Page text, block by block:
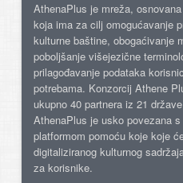
AthenaPlus je mreža,
koja ima za cilj omogućavanje
kulturne baštine, obogaćivanje
poboljšanje višejezične
prilagođavanje podataka
potrebama. Konzorcij Athene
ukupno 40 partnera iz 21
AthenaPlus je usko povezana s
platformom pomoću koje koje
digitaliziranog kulturnog
za korisnike.